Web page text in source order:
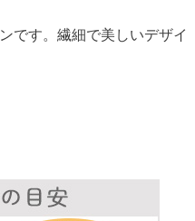
です。繊細で美しいデザイ